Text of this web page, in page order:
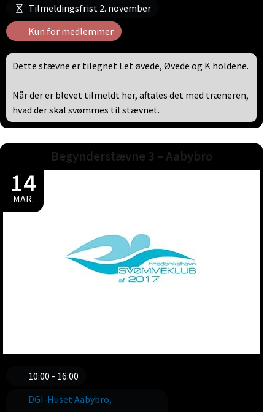
Tilmeldingsfrist 2. november
Kun for medlemmer
Dette stævne er tilegnet Let øvede, Øvede og K holdene.
Når der er blevet tilmeldt her, aftales det med træneren,
hvad der skal svømmes til stævnet.
Begynderstævne 3 – Aabybro
14
MAR.
10:00 - 16:00
DGI-Huset Aabybro,